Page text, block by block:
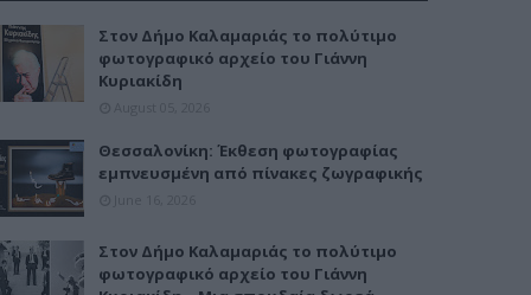
Στον Δήμο Καλαμαριάς το πολύτιμο
φωτογραφικό αρχείο του Γιάννη
Κυριακίδη
Θεσσαλονίκη: Έκθεση φωτογραφίας
εμπνευσμένη από πίνακες ζωγραφικής
Στον Δήμο Καλαμαριάς το πολύτιμο
φωτογραφικό αρχείο του Γιάννη